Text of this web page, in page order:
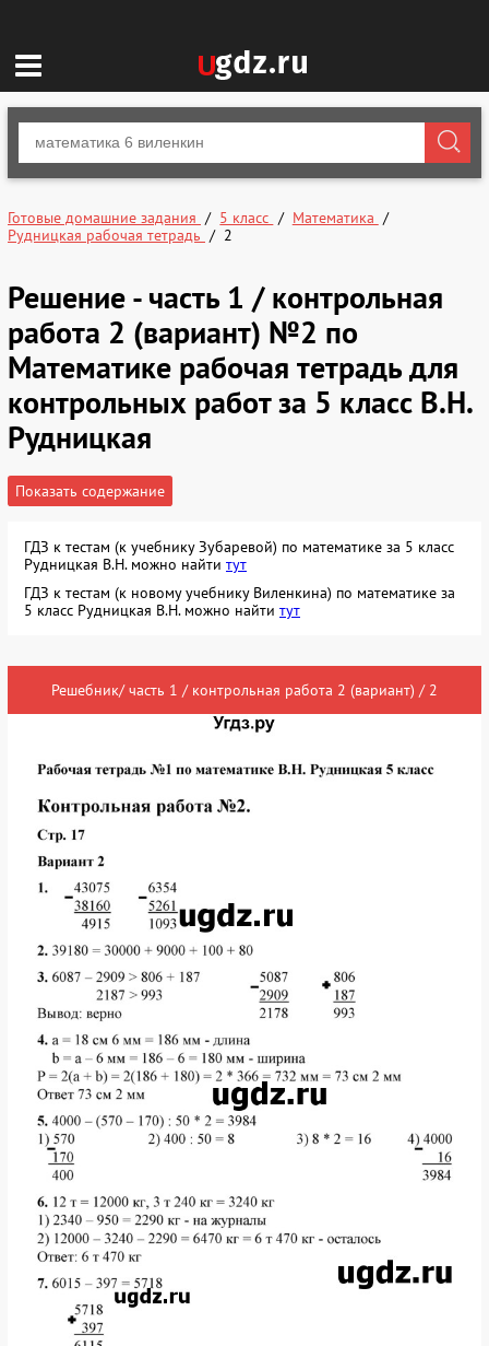
Готовые домашние задания 5 класс
Математика
Рудницкая рабочая тетрадь
2
Решение - часть 1 / контрольная
работа 2 (вариант) №2 по
Математике рабочая тетрадь для
контрольных работ за 5 класс В.Н.
Рудницкая
Показать содержание
ГДЗ к тестам (к учебнику Зубаревой) по математике за 5 класс
Рудницкая В.Н. можно найти тут
ГДЗ к тестам (к новому учебнику Виленкина) по математике за
5 класс Рудницкая В.Н. можно найти тут
Решебник/ часть 1 / контрольная работа 2 (вариант) / 2